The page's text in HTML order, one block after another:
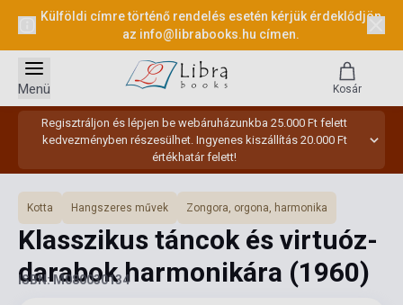
Külföldi címre történő rendelés esetén kérjük érdeklődjön
az info@librabooks.hu címen.
Regisztráljon és lépjen be webáruházunkba 25.000 Ft felett
kedvezményben részesülhet. Ingyenes kiszállítás 20.000 Ft
értékhatár felett!
Menü Kosár
Kotta Hangszeres művek Zongora, orgona, harmonika
Klasszikus táncok és virtuóz-
darabok harmonikára (1960)
ISBN: M080030134